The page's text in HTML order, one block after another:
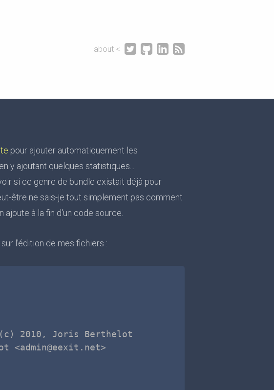
about <    
pour ajouter automatiquement les
y ajoutant quelques statistiques...
si ce genre de bundle existait déjà pour
être ne sais-je tout simplement pas comment
à la fin d'un code source.
l'édition de mes fichiers :
2010, Joris Berthelot
<admin@eexit.net>